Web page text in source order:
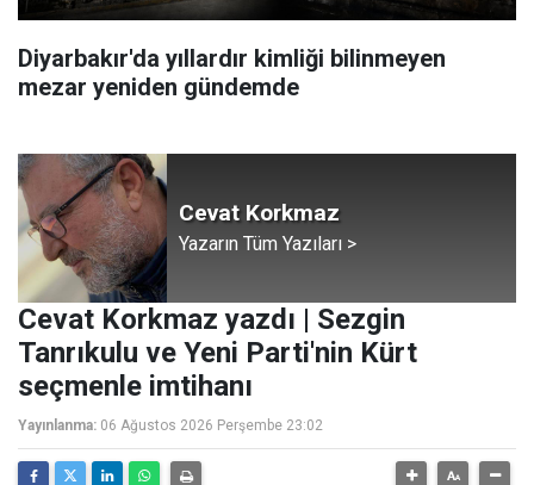
Diyarbakır'da yıllardır kimliği bilinmeyen
mezar yeniden gündemde
Cevat Korkmaz
Yazarın Tüm Yazıları >
Cevat Korkmaz yazdı | Sezgin
Tanrıkulu ve Yeni Parti'nin Kürt
seçmenle imtihanı
Yayınlanma: 06 Ağustos 2026 Perşembe 23:02